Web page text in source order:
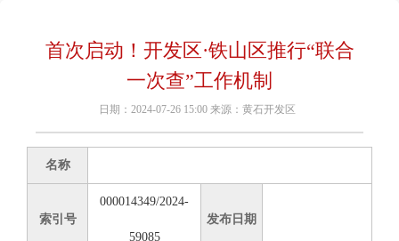
首次启动！开发区·铁山区推行“联合
一次查”工作机制
日期：2024-07-26 15:00 来源：黄石开发区
名称
索引号
000014349/2024-
59085
发布日期